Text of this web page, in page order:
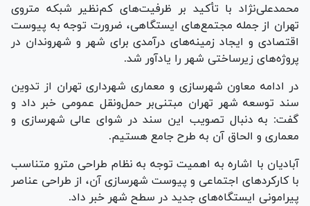
محمدعلی‌نژاد با تأکید بر ظرفیت‌های کم‌نظیر شبکه متروی
تهران از جمله مجتمع‌های ایستگاهی، ضرورت توجه به پیوست
اقتصادی و ایجاد زمینه‌های درآمدی برای شهر و شهروندان در
پروژه‌های زیرساختی شهر را یادآور شد.
در ادامه معاون شهرسازی و معماری شهرداری تهران از تدوین
سند توسعه شهر تهران مبتنی‌بر حمل‌ونقل عمومی خبر داد و
گفت: به دنبال تصویب این سند در شوای عالی شهرسازی و
معماری و الحاق آن به طرح جامع هستیم.
آبادیان با اشاره به اهمیت توجه به نظام طراحی مترو متناسب
با کارکرد‌های اجتماعی و پیوست شهرسازی آن، از طراحی عناصر
پیرامونی ایستگاه‌های جدید در سطح شهر خبر داد.